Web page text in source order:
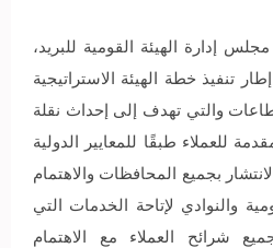
إدارة الهيئة القومية للبريد،
تنفيذ خطة الهيئة الاستراتيجية
والتي تهدف إلى إحداث نقلة
للعملاء طبقًا للمعايير الدولية
بجميع المحافظات والاهتمام
والنوادي لإتاحة الخدمات التي
شرائح العملاء مع الاهتمام